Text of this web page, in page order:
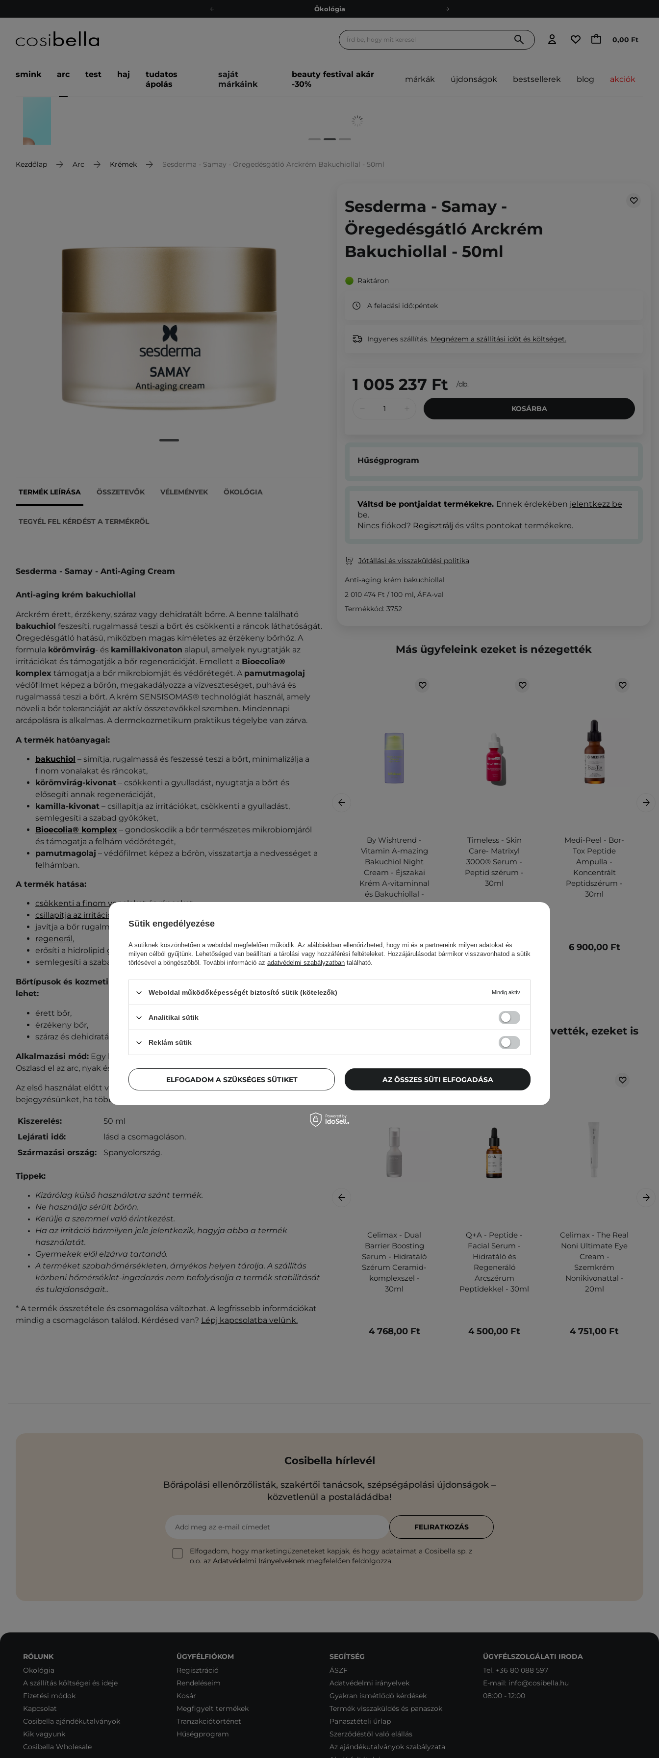
Ökológia
Ingyenes szállítás 15 000 Ft-tól
Ökológia
0,00 Ft
smink arc test haj
tudatos
ápolás
saját
márkáink
beauty festival akár
-30%
márkák újdonságok bestsellerek blog akciók
Kezdőlap Arc Krémek Sesderma - Samay - Öregedésgátló Arckrém Bakuchiollal - 50ml
TERMÉK LEÍRÁSA ÖSSZETEVŐK VÉLEMÉNYEK ÖKOLÓGIA
TEGYÉL FEL KÉRDÉST A TERMÉKRŐL
Sesderma - Samay - Anti-Aging Cream
Anti-aging krém bakuchiollal
Arckrém érett, érzékeny, száraz vagy dehidratált bőrre. A benne található
bakuchiol feszesíti, rugalmassá teszi a bőrt és csökkenti a ráncok láthatóságát.
Öregedésgátló hatású, miközben magas kíméletes az érzékeny bőrhöz. A
formula körömvirág- és kamillakivonaton alapul, amelyek nyugtatják az
irritációkat és támogatják a bőr regenerációját. Emellett a Bioecolia®
komplex támogatja a bőr mikrobiomját és védőrétegét. A pamutmagolaj
védőfilmet képez a bőrön, megakadályozza a vízveszteséget, puhává és
rugalmassá teszi a bőrt. A krém SENSISOMAS® technológiát használ, amely
növeli a bőr toleranciáját az aktív összetevőkkel szemben. Mindennapi
arcápolásra is alkalmas. A dermokozmetikum praktikus tégelybe van zárva.
A termék hatóanyagai:
bakuchiol – simítja, rugalmassá és feszessé teszi a bőrt, minimalizálja a
finom vonalakat és ráncokat,
körömvirág-kivonat – csökkenti a gyulladást, nyugtatja a bőrt és
elősegíti annak regenerációját,
kamilla-kivonat – csillapítja az irritációkat, csökkenti a gyulladást,
semlegesíti a szabad gyököket,
Bioecolia® komplex – gondoskodik a bőr természetes mikrobiomjáról
és támogatja a felhám védőrétegét,
pamutmagolaj – védőfilmet képez a bőrön, visszatartja a nedvességet a
felhámban.
A termék hatása:
csökkenti a finom vonalakat és ráncokat,
csillapítja az irritációkat és a bőrpírt
javítja a bőr rugalmasságát,
regenerál,
erősíti a hidrolipid gátat,
semlegesíti a szabad gyököket.
Bőrtípusok és kozmetikai problémák, amelyeknél ez a termék hasznos
lehet:
érett bőr,
érzékeny bőr,
száraz és dehidratált bőr.
Alkalmazási mód: Egy kis mennyiségű terméket vigyél fel a tiszta bőrre.
Oszlasd el az arc, nyak és dekoltázs területén a bőrápolás utolsó lépéseként.
Az első használat előtt végezz allergiatesztet. Nézd meg az
bejegyzésünket, ha többet szeretnél megtudni róla.
Kiszerelés:
50 ml
Lejárati idő:
lásd a csomagoláson.
Származási ország:
Spanyolország.
Tippek:
Kizárólag külső használatra szánt termék.
Ne használja sérült bőrön.
Kerülje a szemmel való érintkezést.
Ha az irritáció bármilyen jele jelentkezik, hagyja abba a termék
használatát.
Gyermekek elől elzárva tartandó.
A terméket szobahőmérsékleten, árnyékos helyen tárolja. A szállítás
közbeni hőmérséklet-ingadozás nem befolyásolja a termék stabilitását
és tulajdonságait..
* A termék összetétele és csomagolása változhat. A legfrissebb információkat
mindig a csomagoláson találod. Kérdésed van? Lépj kapcsolatba velünk.
Sesderma - Samay -
Öregedésgátló Arckrém
Bakuchiollal - 50ml
Raktáron
A feladási idő:péntek
Ingyenes szállítás. Megnézem a szállítási időt és költséget.
1 005 237 Ft /db.
KOSÁRBA
Hűségprogram
Váltsd be pontjaidat termékekre. Ennek érdekében jelentkezz be
be.
Nincs fiókod? Regisztrálj és válts pontokat termékekre.
Jótállási és visszaküldési politika
Anti-aging krém bakuchiollal
2 010 474 Ft / 100 ml, ÁFA-val
Termékkód: 3752
Más ügyfeleink ezeket is nézegették
By Wishtrend -
Vitamin A-mazing
Bakuchiol Night
Cream - Éjszakai
Krém A-vitaminnal
és Bakuchiollal -
30ml
12 400,00 Ft
Timeless - Skin
Care- Matrixyl
3000® Serum -
Peptid szérum -
30ml
8 800,00 Ft
Medi-Peel - Bor-
Tox Peptide
Ampulla -
Koncentrált
Peptidszérum -
30ml
6 900,00 Ft
Az ügyfelek, akik ezt a terméket megvették, ezeket is
vették meg
Celimax - Dual
Barrier Boosting
Serum - Hidratáló
Szérum Ceramid-
komplexszel -
30ml
4 768,00 Ft
Q+A - Peptide -
Facial Serum -
Hidratáló és
Regeneráló
Arcszérum
Peptidekkel - 30ml
4 500,00 Ft
Celimax - The Real
Noni Ultimate Eye
Cream -
Szemkrém
Nonikivonattal -
20ml
4 751,00 Ft
Cosibella hírlevél
Bőrápolási ellenőrzőlisták, szakértői tanácsok, szépségápolási újdonságok –
közvetlenül a postaládádba!
Add meg az e-mail címedet
Elfogadom, hogy marketingüzeneteket kapjak, és hogy adataimat a Cosibella sp. z
o.o. az Adatvédelmi Irányelveknek megfelelően feldolgozza.
FELIRATKOZÁS
RÓLUNK
Ökológia
A szállítás költségei és ideje
Fizetési módok
Kapcsolat
Cosibella ajándékutalványok
Kik vagyunk
Cosibella Wholesale
ÜGYFÉLFIÓKOM
Regisztráció
Rendeléseim
Kosár
Megfigyelt termékek
Tranzakciótörténet
Hűségprogram
SEGÍTSÉG
ÁSZF
Adatvédelmi irányelvek
Gyakran ismétlődő kérdések
Termék visszaküldés és panaszok
Panasztételi űrlap
Szerződéstől való elállás
Az ajándékutalványok szabályzata
ÜGYFÉLSZOLGÁLATI IRODA
Tel. +36 80 088 597
E-mail: info@cosibella.hu
08:00 - 12:00
Sütik engedélyezése
A sütiknek köszönhetően a weboldal megfelelően működik. Az alábbiakban ellenőrizheted, hogy mi és a partnereink milyen adatokat és
milyen célból gyűjtünk. Lehetőséged van beállítani a tárolási vagy hozzáférési feltételeket. Hozzájárulásodat bármikor visszavonhatod a sütik
törlésével a böngészőből. További információ az adatvédelmi szabályzatban található.
Weboldal működőképességét biztosító sütik (kötelezők) Mindig aktív
Analitikai sütik
Reklám sütik
ELFOGADOM A SZÜKSÉGES SÜTIKET AZ ÖSSZES SÜTI ELFOGADÁSA